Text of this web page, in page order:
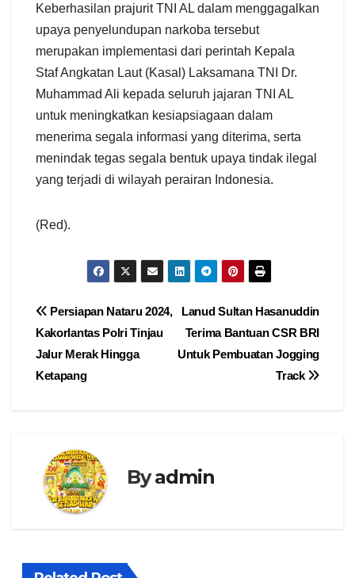
Keberhasilan prajurit TNI AL dalam menggagalkan
upaya penyelundupan narkoba tersebut
merupakan implementasi dari perintah Kepala
Staf Angkatan Laut (Kasal) Laksamana TNI Dr.
Muhammad Ali kepada seluruh jajaran TNI AL
untuk meningkatkan kesiapsiagaan dalam
menerima segala informasi yang diterima, serta
menindak tegas segala bentuk upaya tindak ilegal
yang terjadi di wilayah perairan Indonesia.
(Red).
Navigasi
pos
Lanud Sultan Hasanuddin
Terima Bantuan CSR BRI
Untuk Pembuatan Jogging
Track
Persiapan Nataru 2024,
Kakorlantas Polri Tinjau
Jalur Merak Hingga
Ketapang
Byadmin